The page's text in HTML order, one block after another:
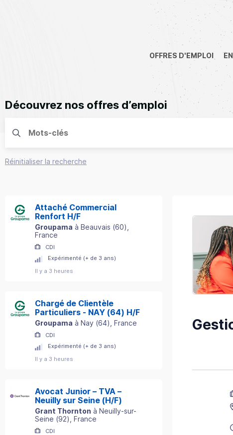
OFFRES D'EMPLOI
Découvrez nos offres d’emploi
Réinitialiser la recherche
Attaché Commercial
Renfort H/F
Groupama à Beauvais (60)
France
CDI
Expérimenté (+ de 3 ans)
Il y a 3 heures
Chargé de Clientèle
Particuliers - NAY (64) H/F
Groupama à Nay (64) , France
CDI
Expérimenté (+ de 3 ans)
Il y a 3 heures
Avocat Junior – TVA –
Neuilly sur Seine (H/F)
Grant Thornton à Neuilly-sur-
Seine (92) , France
CDI